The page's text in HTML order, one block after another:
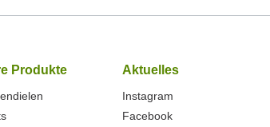
Produkte Aktuelles
Instagram
Facebook